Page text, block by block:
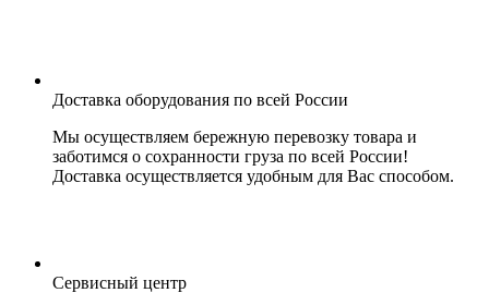
Доставка оборудования по всей России
Мы осуществляем бережную перевозку товара и
заботимся о сохранности груза по всей России!
Доставка осуществляется удобным для Вас способом.
Сервисный центр